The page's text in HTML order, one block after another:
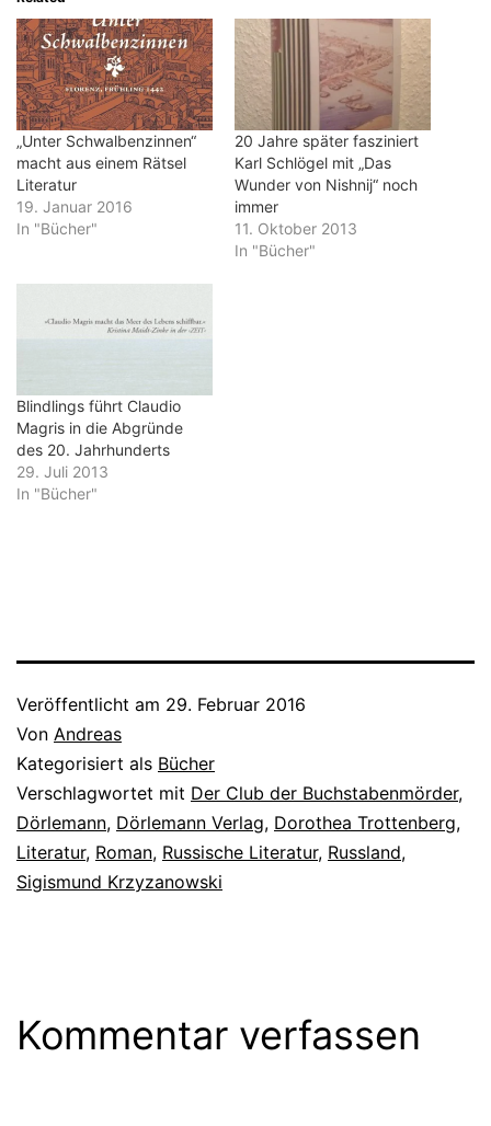
„Unter Schwalbenzinnen“
macht aus einem Rätsel
Literatur
19. Januar 2016
In "Bücher"
20 Jahre später fasziniert
Karl Schlögel mit „Das
Wunder von Nishnij“ noch
immer
11. Oktober 2013
In "Bücher"
Blindlings führt Claudio
Magris in die Abgründe
des 20. Jahrhunderts
29. Juli 2013
In "Bücher"
Veröffentlicht am 29. Februar 2016
Von Andreas
Kategorisiert als Bücher
Verschlagwortet mit Der Club der Buchstabenmörder,
Dörlemann, Dörlemann Verlag, Dorothea Trottenberg,
Literatur, Roman, Russische Literatur, Russland,
Sigismund Krzyzanowski
Kommentar verfassen